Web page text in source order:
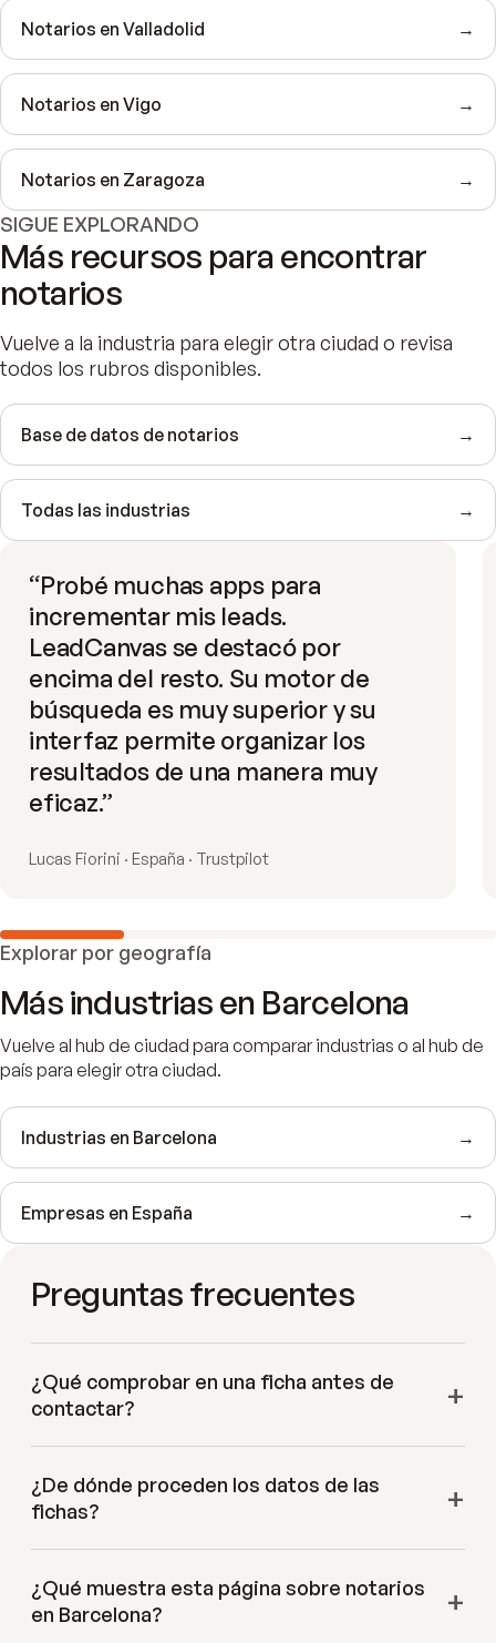
Notarios en Valladolid →
Notarios en Vigo →
Notarios en Zaragoza →
SIGUE EXPLORANDO
Más recursos para encontrar
notarios
Vuelve a la industria para elegir otra ciudad o revisa
todos los rubros disponibles.
Base de datos de notarios →
Todas las industrias →
“Probé muchas apps para
incrementar mis leads.
LeadCanvas se destacó por
encima del resto. Su motor de
búsqueda es muy superior y su
interfaz permite organizar los
resultados de una manera muy
eficaz.”
Lucas Fiorini · España · Trustpilot
Explorar por geografía
Más industrias en Barcelona
Vuelve al hub de ciudad para comparar industrias o al hub de
país para elegir otra ciudad.
Industrias en Barcelona →
Empresas en España →
Preguntas frecuentes
¿Qué comprobar en una ficha antes de
contactar?
¿De dónde proceden los datos de las
fichas?
¿Qué muestra esta página sobre notarios
en Barcelona?